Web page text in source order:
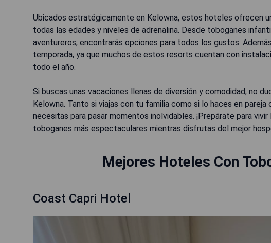
Ubicados estratégicamente en Kelowna, estos hoteles ofrecen
todas las edades y niveles de adrenalina. Desde toboganes
aventureros, encontrarás opciones para todos los gustos.
temporada, ya que muchos de estos resorts cuentan con
todo el año.
Si buscas unas vacaciones llenas de diversión y comodidad, no
Kelowna. Tanto si viajas con tu familia como si lo haces en
necesitas para pasar momentos inolvidables. ¡Prepárate para
toboganes más espectaculares mientras disfrutas del mejor
Mejores Hoteles Con
Coast Capri Hotel